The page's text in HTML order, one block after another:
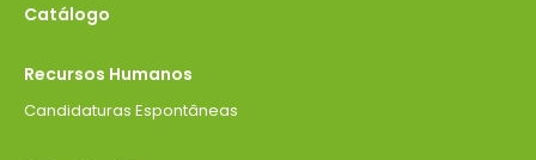
Catálogo
Recursos Humanos
Candidaturas Espontâneas